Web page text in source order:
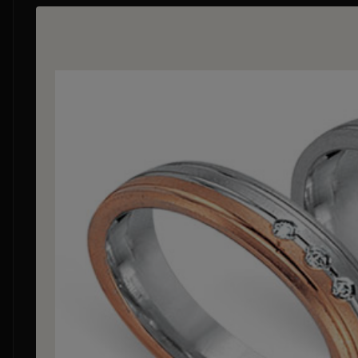
Bildergalerie überspringen